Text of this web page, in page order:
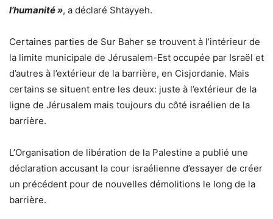
l’humanité », a déclaré Shtayyeh.
Certaines parties de Sur Baher se trouvent à l’intérieur de
la limite municipale de Jérusalem-Est occupée par Israël et
d’autres à l’extérieur de la barrière, en Cisjordanie. Mais
certains se situent entre les deux: juste à l’extérieur de la
ligne de Jérusalem mais toujours du côté israélien de la
barrière.
L’Organisation de libération de la Palestine a publié une
déclaration accusant la cour israélienne d’essayer de créer
un précédent pour de nouvelles démolitions le long de la
barrière.